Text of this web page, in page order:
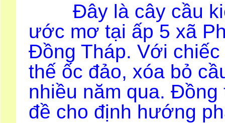
Đây là cây cầu
ước mơ tại ấp 5 xã
Đồng Tháp. Với
thế ốc đảo, xóa bỏ
nhiều năm qua.
đề cho định hướng